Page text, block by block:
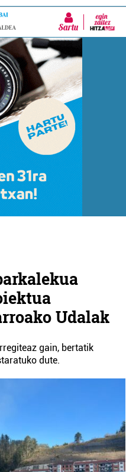
Sartu
Udalak
gain, bertatik
dute.